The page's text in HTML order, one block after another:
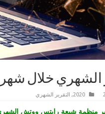
الشهري خلال
2020
, التقرير الشهري
منظمة شيعة رايتس ووتش الشهري